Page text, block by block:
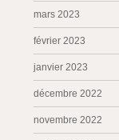
mars 2023
février 2023
janvier 2023
décembre 2022
novembre 2022